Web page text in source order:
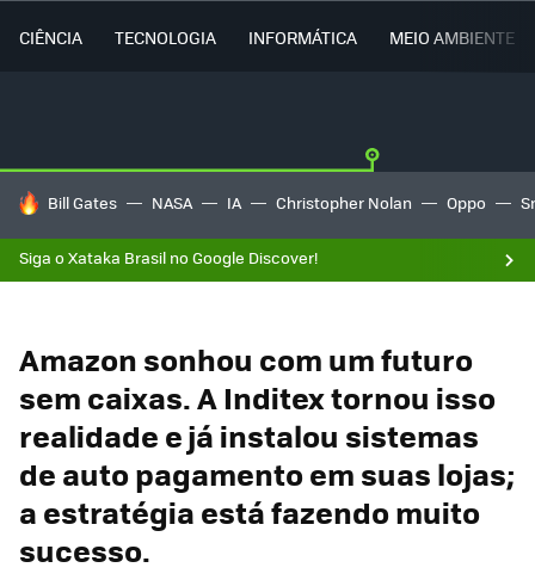
CIÊNCIA TECNOLOGIA INFORMÁTICA MEIO AMBIENTE
TENDÊNCIAS DO DIA
Bill Gates NASA IA Christopher Nolan Oppo
Siga o Xataka Brasil no Google Discover!
Amazon sonhou com um futuro
sem caixas. A Inditex tornou isso
realidade e já instalou sistemas
de auto pagamento em suas lojas;
a estratégia está fazendo muito
sucesso.